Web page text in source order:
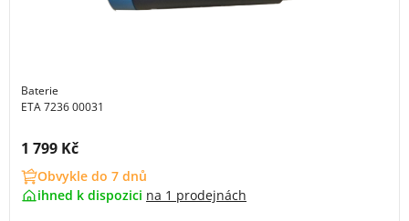
Baterie
ETA 7236 00031
Cena s DPH:
1 799 Kč
Obvykle do 7 dnů
ihned k dispozici na 1 prodejnách